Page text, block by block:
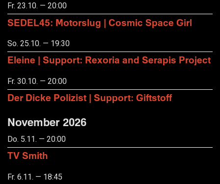
Fr. 23.10. — 20:00
SEDEL45: Motorslug | Cosmic Space Girl
So. 25.10. — 19:30
Eleine | Support: Rexoria and Serapis Project
Fr. 30.10. — 20:00
Der Dicke Polizist | Support: Giftstoff
November 2026
Do. 5.11. — 20:00
TV Smith
Fr. 6.11. — 18:45